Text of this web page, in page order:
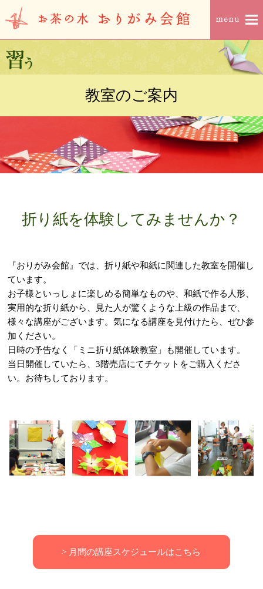
教室のご案内
折り紙を体験してみませんか？
『おりがみ会館』では、折り紙や和紙に関連した教室を開催し
ています。
お子様といっしょに楽しめる簡単なものや、和紙で作る人形、
実用的な折り紙から、見た人が驚くような上級の作品まで、
様々な講座がございます。気になる講座を見付けたら、ぜひ参
加ください。
日時の予告なく「ミニ折り紙体験教室」も開催しています。
当日開催していたら、3階売店にてチケットをご購入くださ
い。お待ちしております。
> 月間の講座スケジュールはこちら